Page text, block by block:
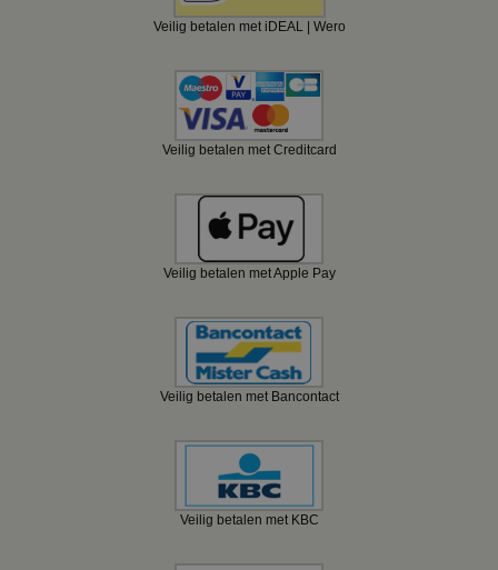
Veilig betalen met iDEAL | Wero
Veilig betalen met Creditcard
Veilig betalen met Apple Pay
Veilig betalen met Bancontact
Veilig betalen met KBC